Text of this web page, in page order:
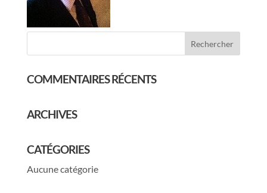
COMMENTAIRES RÉCENTS
ARCHIVES
CATÉGORIES
Aucune catégorie